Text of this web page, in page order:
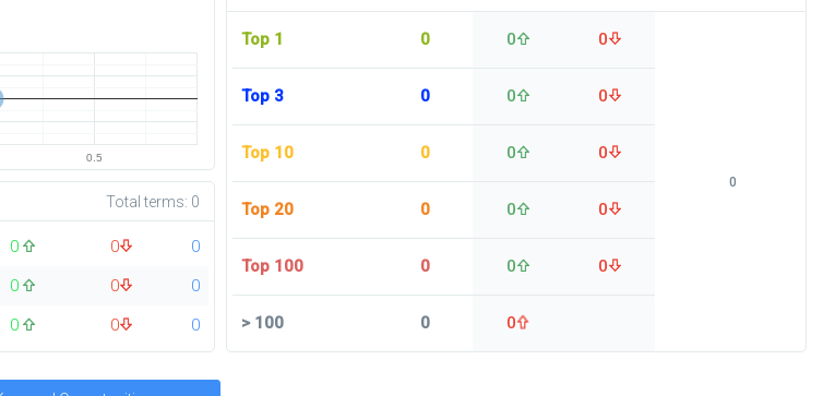
0.5
Total terms: 0
0 0
0
0 0
0
0 0 0
Top 1 0 0 0
Top 3 0 0 0
Top 10 0 0 0
Top 20 0 0 0
Top 100 0 0 0
>100 0 0
0